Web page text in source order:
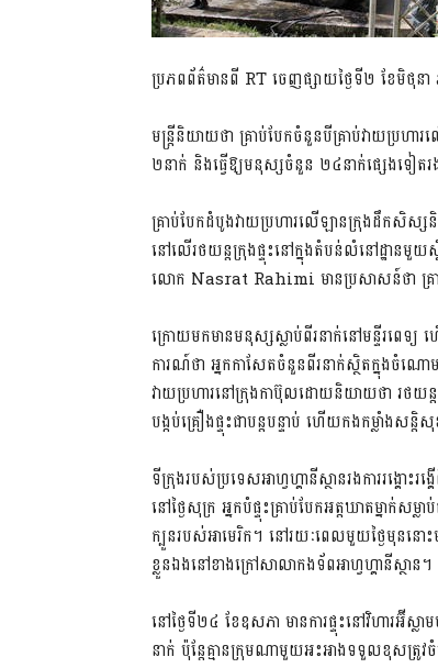
ប្រភពព័ត៌មានពី RT ចេញផ្សាយថ្ងៃទី២​ ខែមិថុនា​
មន្ត្រីនិយាយថា គ្រាប់បែកចំនួនបីគ្រាប់វាយប្រហា
២នាក់ និងធ្វើឱ្យមនុស្សចំនួន ២៤នាក់ផ្សេងទៀត
គ្រាប់បែកដំបូងវាយប្រហារលើឡានក្រុងដឹកសិស្ស
នៅលើរថយន្តក្រុងផ្ទុះនៅក្នុងតំបន់លំនៅដ្ឋានមួយ
លោក Nasrat Rahimi មានប្រសាសន៍ថា គ្រ
ក្រោយមកមានមនុស្សស្លាប់ពីរនាក់នៅមន្ទីរពេទ្យ
ការណ៍ថា អ្នកកា​សែ​ត​ចំនួនពីរនាក់ស្ថិតក្នុងចំណោ
វាយប្រហារនៅក្រុងកាប៊ុលដោយនិយាយថា រថយ
បង្កប់គ្រឿងផ្ទុះជាបន្តបន្ទាប់ ហើយកងកម្លាំងស
ទីក្រុងរបស់ប្រទេសអាហ្វហ្គានីស្ថានរងការរង្គោះ
នៅថ្ងៃសុក្រ អ្នកបំផ្ទុះគ្រាប់បែកអត្តឃាតម្ន
ក្បួនរបស់អាមេរិក។ នៅរយៈពេលមួយថ្ងៃមុននោះ
ខ្លួនឯងនៅខាងក្រៅសាលាកងទ័ពអាហ្វហ្គានីស្ថាន។
នៅថ្ងៃទី២៤ ខែឧសភា មានការផ្ទុះនៅវិហារអ៊ីស្
នាក់ ប៉ុន្តែគ្មានក្រុមណាមួយអះអាងទទួលខុសត្រូវ